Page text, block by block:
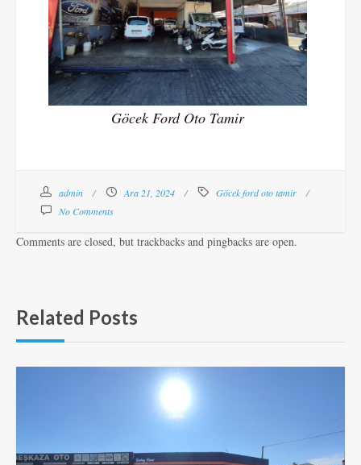
Göcek Ford Oto Tamir
admin Ara 21, 2024
Göcek ford oto tamir
No Comments
Comments are closed, but trackbacks and pingbacks are open.
Related Posts